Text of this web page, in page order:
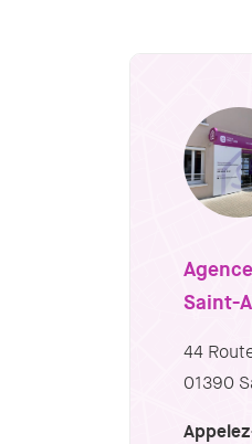
Saint-
44
01390